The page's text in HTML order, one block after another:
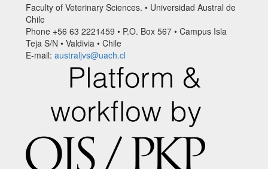
Faculty of Veterinary Sciences. • Universidad Austral de
Chile
Phone +56 63 2221459 • P.O. Box 567 • Campus Isla
Teja S/N • Valdivia • Chile
E-mail: australjvs@uach.cl